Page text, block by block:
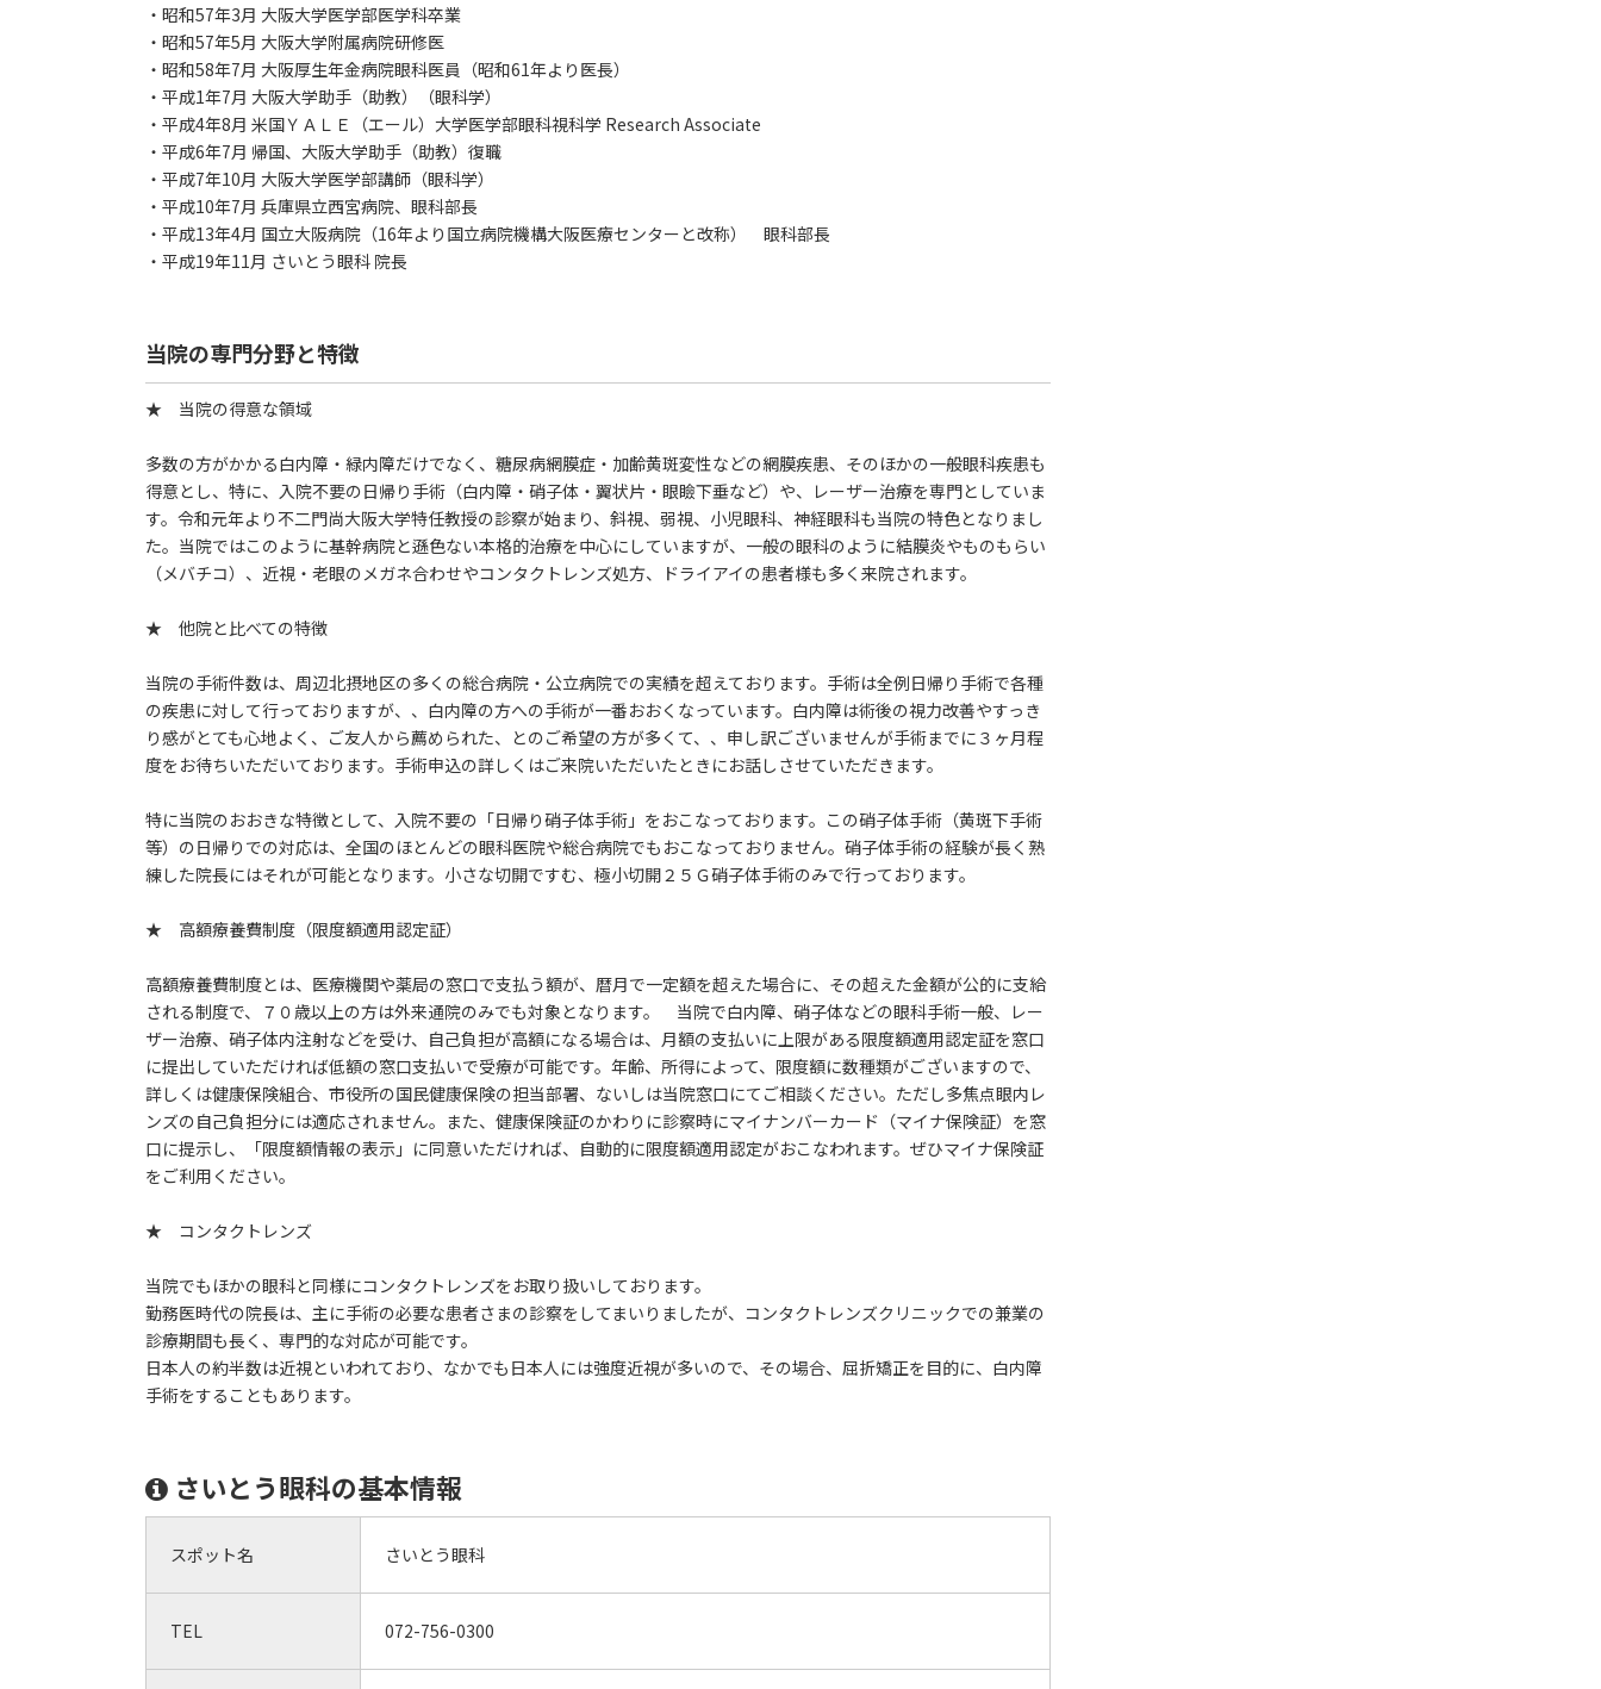
・昭和57年3月 大阪大学医学部医学科卒業
・昭和57年5月 大阪大学附属病院研修医
・昭和58年7月 大阪厚生年金病院眼科医員（昭和61年より医長）
・平成1年7月 大阪大学助手（助教）（眼科学）
・平成4年8月 米国ＹＡＬＥ（エール）大学医学部眼科視科学 Research Associate
・平成6年7月 帰国、大阪大学助手（助教）復職
・平成7年10月 大阪大学医学部講師（眼科学）
・平成10年7月 兵庫県立西宮病院、眼科部長
・平成13年4月 国立大阪病院（16年より国立病院機構大阪医療センターと改称） 眼科部長
・平成19年11月 さいとう眼科 院長
当院の専門分野と特徴
★ 当院の得意な領域
多数の方がかかる白内障・緑内障だけでなく、糖尿病網膜症・加齢黄斑変性などの網膜疾患、そのほかの一般眼科疾患も
得意とし、特に、入院不要の日帰り手術（白内障・硝子体・翼状片・眼瞼下垂など）や、レーザー治療を専門としていま
す。令和元年より不二門尚大阪大学特任教授の診察が始まり、斜視、弱視、小児眼科、神経眼科も当院の特色となりまし
た。当院ではこのように基幹病院と遜色ない本格的治療を中心にしていますが、一般の眼科のように結膜炎やものもらい
（メバチコ）、近視・老眼のメガネ合わせやコンタクトレンズ処方、ドライアイの患者様も多く来院されます。
★ 他院と比べての特徴
当院の手術件数は、周辺北摂地区の多くの総合病院・公立病院での実績を超えております。手術は全例日帰り手術で各種
の疾患に対して行っておりますが、、白内障の方への手術が一番おおくなっています。白内障は術後の視力改善やすっき
り感がとても心地よく、ご友人から薦められた、とのご希望の方が多くて、、申し訳ございませんが手術までに３ヶ月程
度をお待ちいただいております。手術申込の詳しくはご来院いただいたときにお話しさせていただきます。
特に当院のおおきな特徴として、入院不要の「日帰り硝子体手術」をおこなっております。この硝子体手術（黄斑下手術
等）の日帰りでの対応は、全国のほとんどの眼科医院や総合病院でもおこなっておりません。硝子体手術の経験が長く熟
練した院長にはそれが可能となります。小さな切開ですむ、極小切開２５Ｇ硝子体手術のみで行っております。
★ 高額療養費制度（限度額適用認定証）
高額療養費制度とは、医療機関や薬局の窓口で支払う額が、暦月で一定額を超えた場合に、その超えた金額が公的に支給
される制度で、７０歳以上の方は外来通院のみでも対象となります。 当院で白内障、硝子体などの眼科手術一般、レー
ザー治療、硝子体内注射などを受け、自己負担が高額になる場合は、月額の支払いに上限がある限度額適用認定証を窓口
に提出していただければ低額の窓口支払いで受療が可能です。年齢、所得によって、限度額に数種類がございますので、
詳しくは健康保険組合、市役所の国民健康保険の担当部署、ないしは当院窓口にてご相談ください。ただし多焦点眼内レ
ンズの自己負担分には適応されません。また、健康保険証のかわりに診察時にマイナンバーカード（マイナ保険証）を窓
口に提示し、「限度額情報の表示」に同意いただければ、自動的に限度額適用認定がおこなわれます。ぜひマイナ保険証
をご利用ください。
★ コンタクトレンズ
当院でもほかの眼科と同様にコンタクトレンズをお取り扱いしております。
勤務医時代の院長は、主に手術の必要な患者さまの診察をしてまいりましたが、コンタクトレンズクリニックでの兼業の
診療期間も長く、専門的な対応が可能です。
日本人の約半数は近視といわれており、なかでも日本人には強度近視が多いので、その場合、屈折矯正を目的に、白内障
手術をすることもあります。
さいとう眼科の基本情報
スポット名 さいとう眼科
TEL 072-756-0300